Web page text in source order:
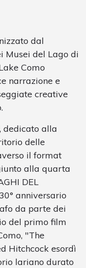
dal
Musei del Lago di
Como
narrazione e
creative
dedicato alla
delle
il format
alla quarta
DEL
anniversario
da parte dei
del primo film
"The
Hitchcock esordì
lariano durato